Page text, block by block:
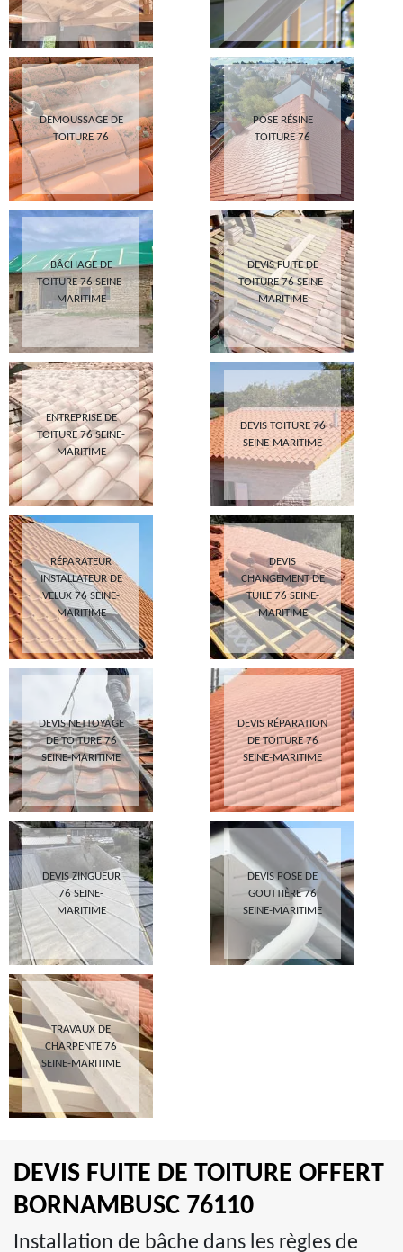
DEMOUSSAGE DE
TOITURE 76
POSE RÉSINE
TOITURE 76
BÂCHAGE DE
TOITURE 76 SEINE-
MARITIME
DEVIS FUITE DE
TOITURE 76 SEINE-
MARITIME
ENTREPRISE DE
TOITURE 76 SEINE-
MARITIME
DEVIS TOITURE 76
SEINE-MARITIME
RÉPARATEUR
INSTALLATEUR DE
VELUX 76 SEINE-
MARITIME
DEVIS
CHANGEMENT DE
TUILE 76 SEINE-
MARITIME
DEVIS NETTOYAGE
DE TOITURE 76
SEINE-MARITIME
DEVIS RÉPARATION
DE TOITURE 76
SEINE-MARITIME
DEVIS ZINGUEUR
76 SEINE-
MARITIME
DEVIS POSE DE
GOUTTIÈRE 76
SEINE-MARITIME
TRAVAUX DE
CHARPENTE 76
SEINE-MARITIME
DEVIS FUITE DE TOITURE OFFERT
BORNAMBUSC 76110
Installation de bâche dans les règles de